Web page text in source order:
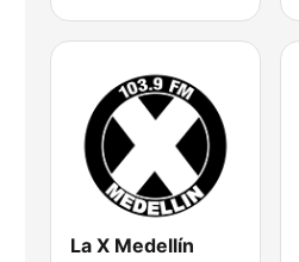
La X Medellín